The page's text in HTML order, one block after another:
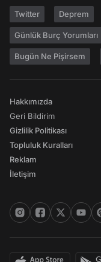
Twitter Deprem
Günlük Burç Yorumları
Bugün Ne Pişirsem
Hakkımızda
Geri Bildirim
Gizlilik Politikası
Topluluk Kuralları
Reklam
İletişim